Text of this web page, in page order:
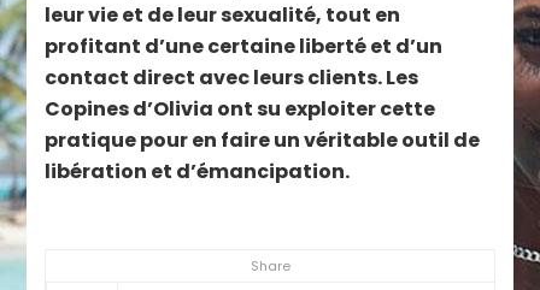
Share
leur vie et de leur sexualité, tout en
profitant d’une certaine liberté et d’un
contact direct avec leurs clients. Les
Copines d’Olivia ont su exploiter cette
pratique pour en faire un véritable outil de
libération et d’émancipation.